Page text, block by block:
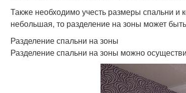
Также необходимо учесть размеры спальни и
небольшая, то разделение на зоны может
Разделение спальни на зоны
Разделение спальни на зоны можно